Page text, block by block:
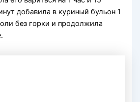
добавила в куриный бульон 1
без горки и продолжила